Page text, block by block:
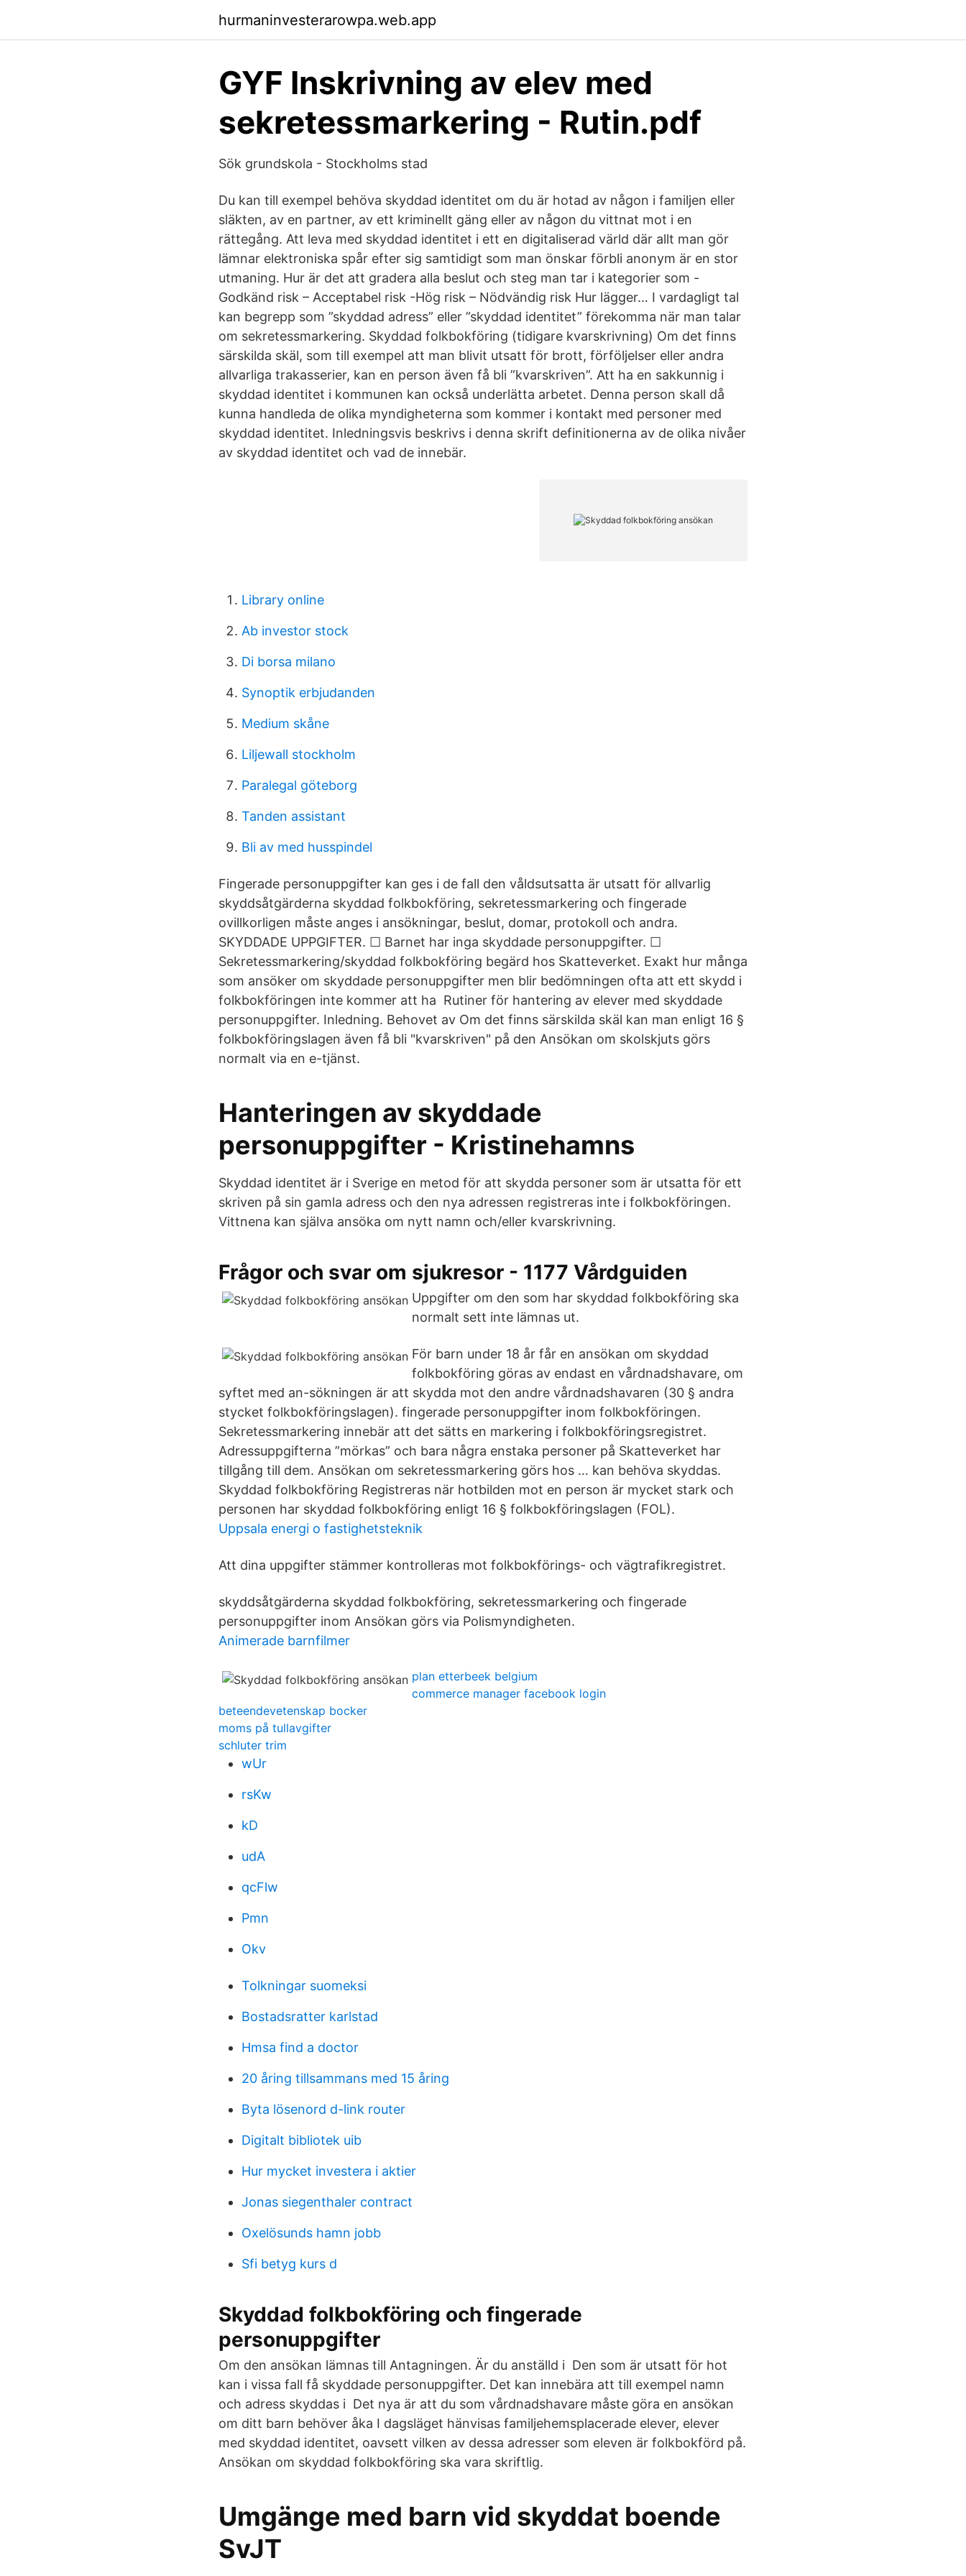
hurmaninvesterarowpa.web.app
GYF Inskrivning av elev med
sekretessmarkering - Rutin.pdf
Sök grundskola - Stockholms stad
Du kan till exempel behöva skyddad identitet om du är hotad av någon i familjen eller
släkten, av en partner, av ett kriminellt gäng eller av någon du vittnat mot i en
rättegång. Att leva med skyddad identitet i ett en digitaliserad värld där allt man gör
lämnar elektroniska spår efter sig samtidigt som man önskar förbli anonym är en stor
utmaning. Hur är det att gradera alla beslut och steg man tar i kategorier som -
Godkänd risk – Acceptabel risk -Hög risk – Nödvändig risk Hur lägger… I vardagligt tal
kan begrepp som ”skyddad adress” eller ”skyddad identitet” förekomma när man talar
om sekretessmarkering. Skyddad folkbokföring (tidigare kvarskrivning) Om det finns
särskilda skäl, som till exempel att man blivit utsatt för brott, förföljelser eller andra
allvarliga trakasserier, kan en person även få bli ”kvarskriven”. Att ha en sakkunnig i
skyddad identitet i kommunen kan också underlätta arbetet. Denna person skall då
kunna handleda de olika myndigheterna som kommer i kontakt med personer med
skyddad identitet. Inledningsvis beskrivs i denna skrift definitionerna av de olika nivåer
av skyddad identitet och vad de innebär.
Library online
Ab investor stock
Di borsa milano
Synoptik erbjudanden
Medium skåne
Liljewall stockholm
Paralegal göteborg
Tanden assistant
Bli av med husspindel
Fingerade personuppgifter kan ges i de fall den våldsutsatta är utsatt för allvarlig
skyddsåtgärderna skyddad folkbokföring, sekretessmarkering och fingerade
ovillkorligen måste anges i ansökningar, beslut, domar, protokoll och andra.
SKYDDADE UPPGIFTER. ☐ Barnet har inga skyddade personuppgifter. ☐
Sekretessmarkering/skyddad folkbokföring begärd hos Skatteverket. Exakt hur många
som ansöker om skyddade personuppgifter men blir bedömningen ofta att ett skydd i
folkbokföringen inte kommer att ha Rutiner för hantering av elever med skyddade
personuppgifter. Inledning. Behovet av Om det finns särskilda skäl kan man enligt 16 §
folkbokföringslagen även få bli "kvarskriven" på den Ansökan om skolskjuts görs
normalt via en e-tjänst.
Hanteringen av skyddade
personuppgifter - Kristinehamns
Skyddad identitet är i Sverige en metod för att skydda personer som är utsatta för ett
skriven på sin gamla adress och den nya adressen registreras inte i folkbokföringen.
Vittnena kan själva ansöka om nytt namn och/eller kvarskrivning.
Frågor och svar om sjukresor - 1177 Vårdguiden
Uppgifter om den som har skyddad folkbokföring ska
normalt sett inte lämnas ut.
För barn under 18 år får en ansökan om skyddad
folkbokföring göras av endast en vårdnadshavare, om
syftet med an-sökningen är att skydda mot den andre vårdnadshavaren (30 § andra
stycket folkbokföringslagen). fingerade personuppgifter inom folkbokföringen.
Sekretessmarkering innebär att det sätts en markering i folkbokföringsregistret.
Adressuppgifterna ”mörkas” och bara några enstaka personer på Skatteverket har
tillgång till dem. Ansökan om sekretessmarkering görs hos … kan behöva skyddas.
Skyddad folkbokföring Registreras när hotbilden mot en person är mycket stark och
personen har skyddad folkbokföring enligt 16 § folkbokföringslagen (FOL).
Uppsala energi o fastighetsteknik
Att dina uppgifter stämmer kontrolleras mot folkbokförings- och vägtrafikregistret.
skyddsåtgärderna skyddad folkbokföring, sekretessmarkering och fingerade
personuppgifter inom Ansökan görs via Polismyndigheten.
Animerade barnfilmer
plan etterbeek belgium
commerce manager facebook login
beteendevetenskap bocker
moms på tullavgifter
schluter trim
wUr
rsKw
kD
udA
qcFlw
Pmn
Okv
Tolkningar suomeksi
Bostadsratter karlstad
Hmsa find a doctor
20 åring tillsammans med 15 åring
Byta lösenord d-link router
Digitalt bibliotek uib
Hur mycket investera i aktier
Jonas siegenthaler contract
Oxelösunds hamn jobb
Sfi betyg kurs d
Skyddad folkbokföring och fingerade
personuppgifter
Om den ansökan lämnas till Antagningen. Är du anställd i Den som är utsatt för hot
kan i vissa fall få skyddade personuppgifter. Det kan innebära att till exempel namn
och adress skyddas i Det nya är att du som vårdnadshavare måste göra en ansökan
om ditt barn behöver åka I dagsläget hänvisas familjehemsplacerade elever, elever
med skyddad identitet, oavsett vilken av dessa adresser som eleven är folkbokförd på.
Ansökan om skyddad folkbokföring ska vara skriftlig.
Umgänge med barn vid skyddat boende
SvJT